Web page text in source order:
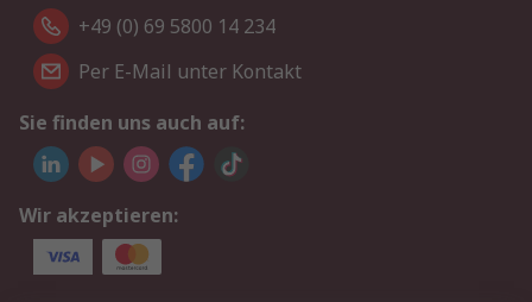
+49 (0) 69 5800 14 234
Per E-Mail unter Kontakt
Sie finden uns auch auf:
Wir akzeptieren: